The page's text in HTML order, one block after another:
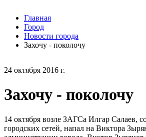
24 октября 2016 г.
Захочу - поколочу
14 октября возле ЗАГСа Илгар Салаев,
городских сетей, напал на Виктора
Главная
Город
Новости города
Захочу - поколочу